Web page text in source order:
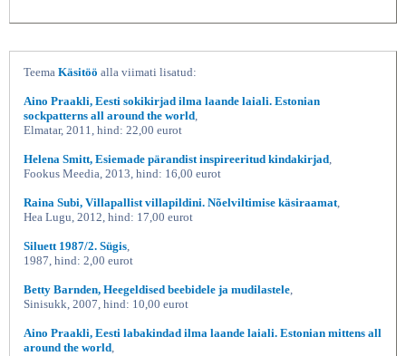
Teema Käsitöö alla viimati lisatud:
Aino Praakli, Eesti sokikirjad ilma laande laiali. Estonian
sockpatterns all around the world
Elmatar, 2011, hind: 22,00 eurot
Helena Smitt, Esiemade pärandist inspireeritud kindakirjad
Fookus Meedia, 2013, hind: 16,00 eurot
Raina Subi, Villapallist villapildini. Nõelviltimise käsiraamat
Hea Lugu, 2012, hind: 17,00 eurot
Siluett 1987/2. Sügis
1987, hind: 2,00 eurot
Betty Barnden, Heegeldised beebidele ja mudilastele
Sinisukk, 2007, hind: 10,00 eurot
Aino Praakli, Eesti labakindad ilma laande laiali. Estonian mittens all
around the world